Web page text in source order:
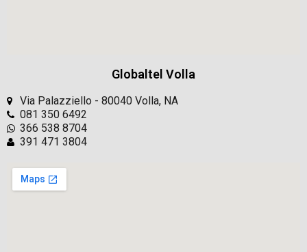
Globaltel Volla
Via Palazziello - 80040 Volla, NA
081 350 6492
366 538 8704
391 471 3804